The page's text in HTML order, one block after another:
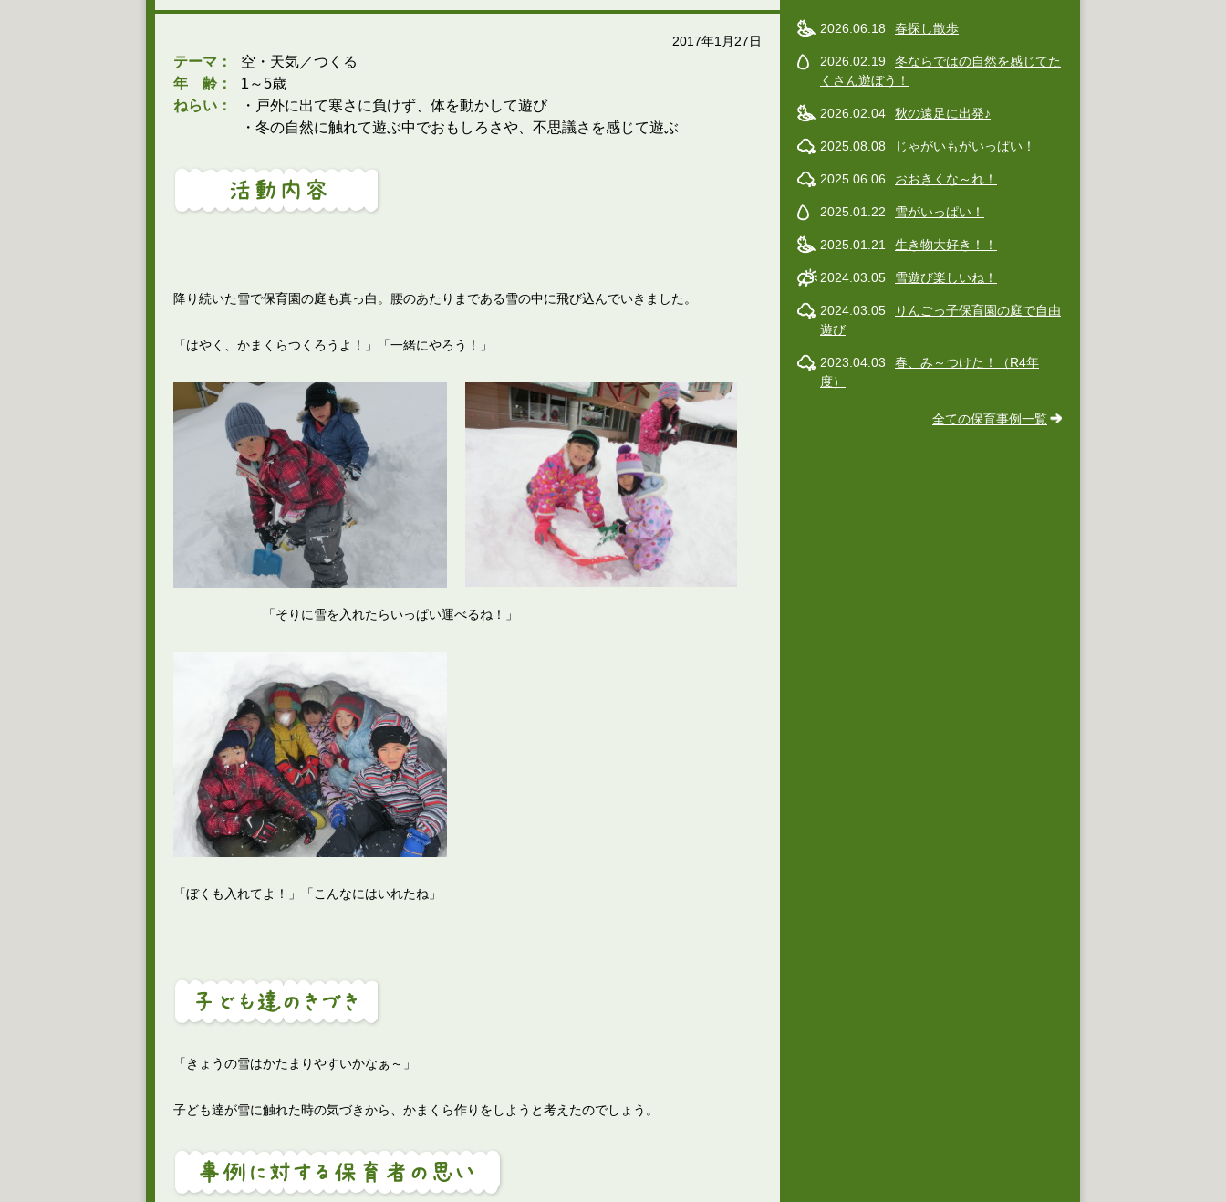
2017年1月27日
テーマ：
空・天気／つくる
年 齢：
1～5歳
ねらい：
・戸外に出て寒さに負けず、体を動かして遊び
・冬の自然に触れて遊ぶ中でおもしろさや、不思議さを感じて遊ぶ
降り続いた雪で保育園の庭も真っ白。腰のあたりまである雪の中に飛び込んでいきました。
「はやく、かまくらつくろうよ！」「一緒にやろう！」
「そりに雪を入れたらいっぱい運べるね！」
「ぼくも入れてよ！」「こんなにはいれたね」
「きょうの雪はかたまりやすいかなぁ～」
子ども達が雪に触れた時の気づきから、かまくら作りをしようと考えたのでしょう。
2026.06.18 春探し散歩
2026.02.19
冬ならではの自然を感じてた
くさん遊ぼう！
2026.02.04 秋の遠足に出発♪
2025.08.08 じゃがいもがいっぱい！
2025.06.06 おおきくな～れ！
2025.01.22 雪がいっぱい！
2025.01.21 生き物大好き！！
2024.03.05 雪遊び楽しいね！
2024.03.05
りんごっ子保育園の庭で自由
遊び
2023.04.03
春、み～つけた！（R4年
度）
全ての保育事例一覧